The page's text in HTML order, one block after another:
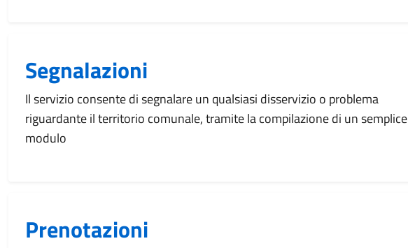
Segnalazioni
Il servizio consente di segnalare un qualsiasi disservizio o problema
riguardante il territorio comunale, tramite la compilazione di un semplice
modulo
Prenotazioni